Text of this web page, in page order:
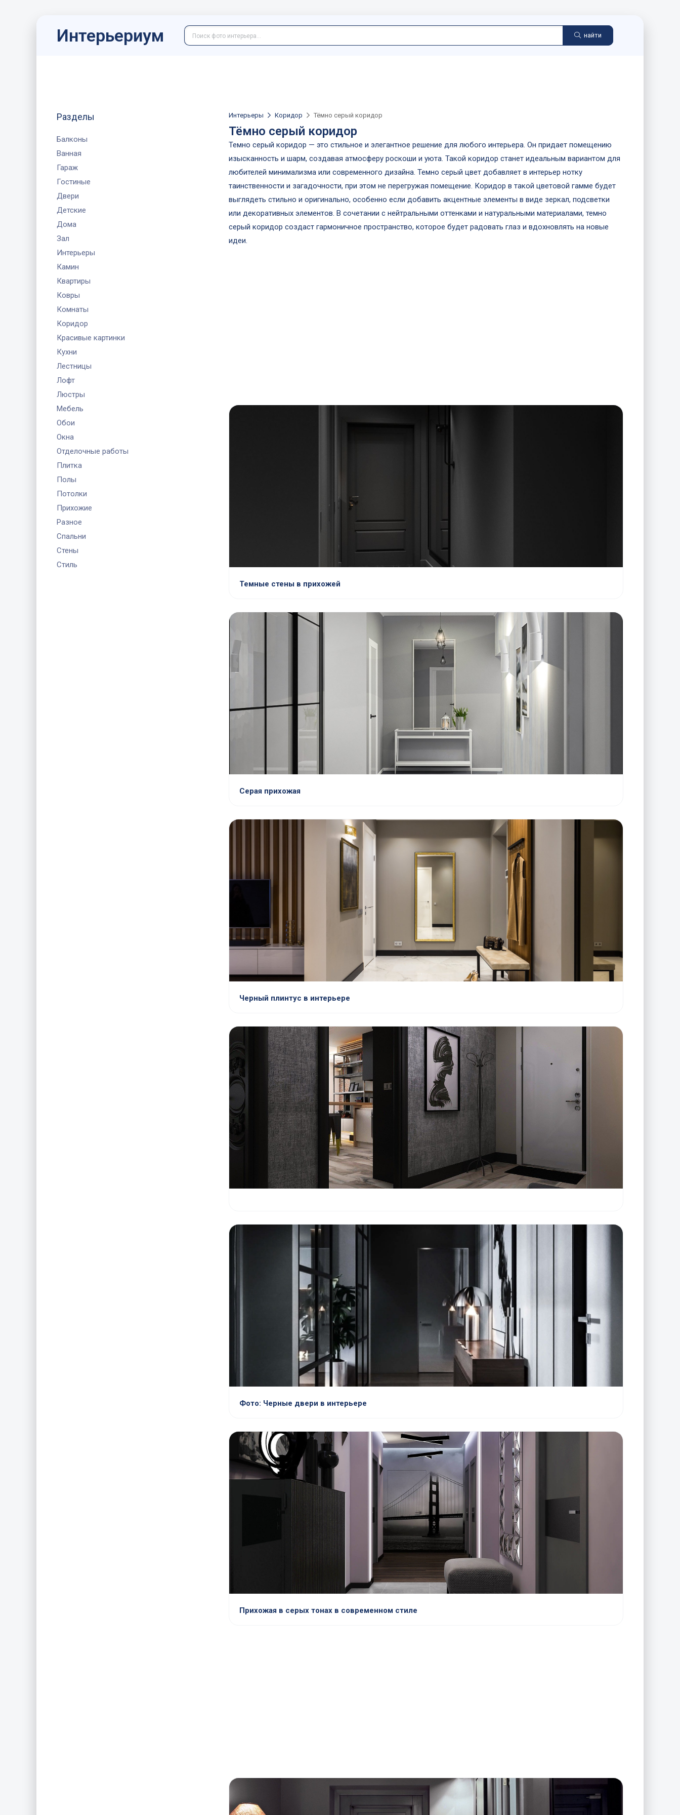
Интерьериум найти
Разделы
Балконы
Ванная
Гараж
Гостиные
Двери
Детские
Дома
Зал
Интерьеры
Камин
Квартиры
Ковры
Комнаты
Коридор
Красивые картинки
Кухни
Лестницы
Лофт
Люстры
Мебель
Обои
Окна
Отделочные работы
Плитка
Полы
Потолки
Прихожие
Разное
Спальни
Стены
Стиль
Интерьеры Коридор Тёмно серый коридор
Тёмно серый коридор
Темно серый коридор — это стильное и элегантное решение для любого интерьера. Он придает помещению
изысканность и шарм, создавая атмосферу роскоши и уюта. Такой коридор станет идеальным вариантом для
любителей минимализма или современного дизайна. Темно серый цвет добавляет в интерьер нотку
таинственности и загадочности, при этом не перегружая помещение. Коридор в такой цветовой гамме будет
выглядеть стильно и оригинально, особенно если добавить акцентные элементы в виде зеркал, подсветки
или декоративных элементов. В сочетании с нейтральными оттенками и натуральными материалами, темно
серый коридор создаст гармоничное пространство, которое будет радовать глаз и вдохновлять на новые
идеи.
Темные стены в прихожей
Серая прихожая
Черный плинтус в интерьере
Фото: Черные двери в интерьере
Прихожая в серых тонах в современном стиле